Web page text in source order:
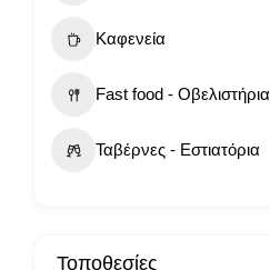
Καφενεία
Fast food - Οβελιστήρια
Ταβέρνες - Εστιατόρια
Τοποθεσίες